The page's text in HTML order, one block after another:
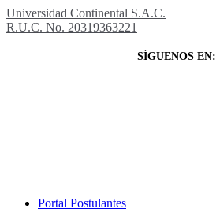
Universidad Continental S.A.C.
R.U.C. No. 20319363221
SÍGUENOS EN:
Close
Portal Postulantes